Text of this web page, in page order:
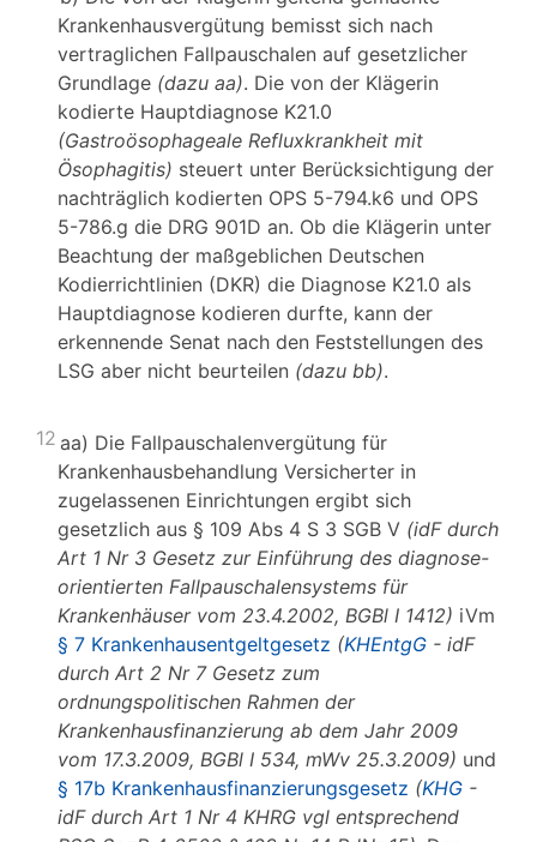
Krankenhausvergütung bemisst sich nach
vertraglichen Fallpauschalen auf gesetzlicher
Grundlage (dazu aa). Die von der Klägerin
kodierte Hauptdiagnose K21.0
(Gastroösophageale Refluxkrankheit mit
Ösophagitis) steuert unter Berücksichtigung der
nachträglich kodierten OPS 5-794.k6 und OPS
5-786.g die DRG 901D an. Ob die Klägerin unter
Beachtung der maßgeblichen Deutschen
Kodierrichtlinien (DKR) die Diagnose K21.0 als
Hauptdiagnose kodieren durfte, kann der
erkennende Senat nach den Feststellungen des
LSG aber nicht beurteilen (dazu bb).
12 aa) Die Fallpauschalenvergütung für
Krankenhausbehandlung Versicherter in
zugelassenen Einrichtungen ergibt sich
gesetzlich aus § 109 Abs 4 S 3 SGB V (idF durch
Art 1 Nr 3 Gesetz zur Einführung des diagnose-
orientierten Fallpauschalensystems für
Krankenhäuser vom 23.4.2002, BGBl I 1412) iVm
§ 7 Krankenhausentgeltgesetz (KHEntgG - idF
durch Art 2 Nr 7 Gesetz zum
ordnungspolitischen Rahmen der
Krankenhausfinanzierung ab dem Jahr 2009
vom 17.3.2009, BGBl I 534, mWv 25.3.2009) und
§ 17b Krankenhausfinanzierungsgesetz (KHG -
idF durch Art 1 Nr 4 KHRG vgl entsprechend